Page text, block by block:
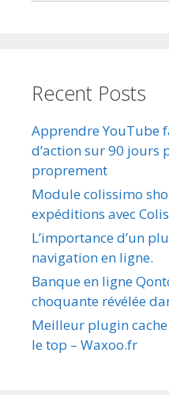
Recent Posts
Apprendre YouTube
d’action sur 90 jours
proprement
Module colissimo
expéditions avec
L’importance d’un
navigation en ligne.
Banque en ligne
choquante révélée
Meilleur plugin cache
le top – Waxoo.fr